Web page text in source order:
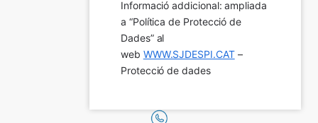
Informació addicional: ampliada
a “Política de Protecció de
Dades” al
web WWW.SJDESPI.CAT –
Protecció de dades